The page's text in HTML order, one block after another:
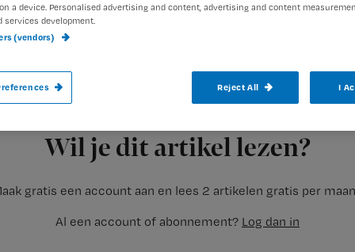
Wil je dit artikel lezen?
gratis een account aan en lees 2 artikelen gratis per
Al een account of abonnement? Log dan in
Als je thuiszorg nodig hebt, beoordeelt
in aanmerking komt. Een cliënt kan dan
een Persoonsgebonden Budget (PGB).
a device. Personalised advertising and content, advertising and content
services development.
(vendors)
Reject All I